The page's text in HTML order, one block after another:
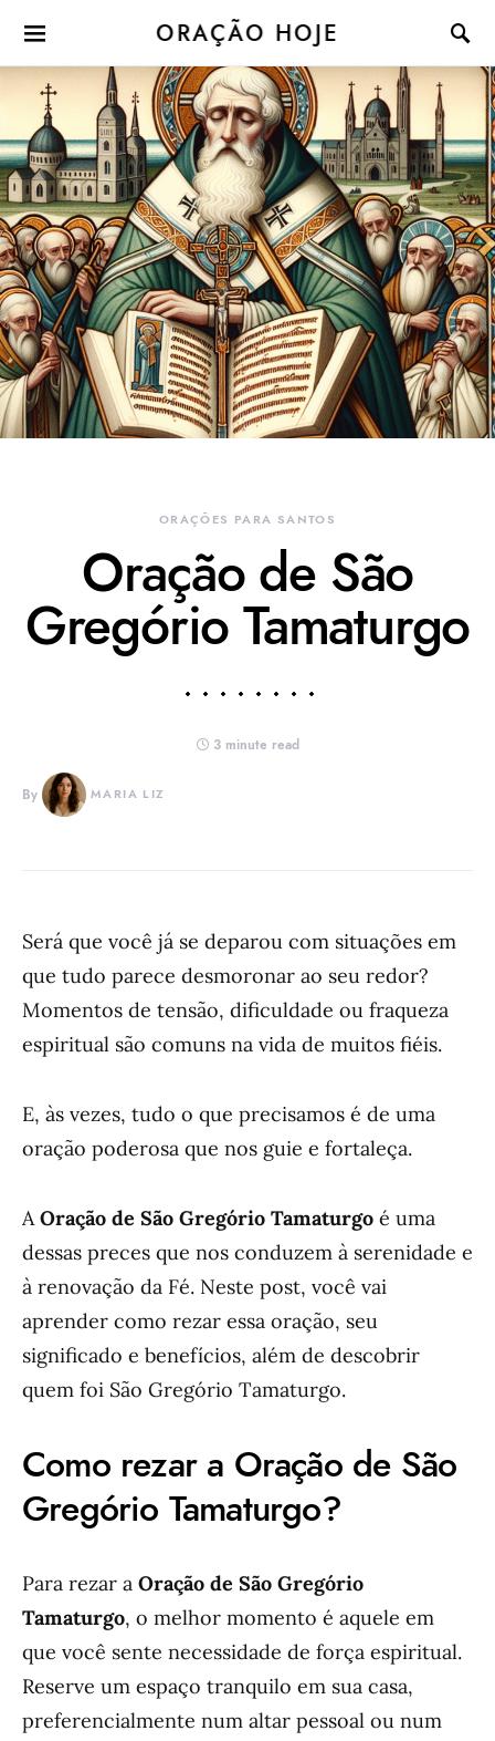
ORAÇÃO HOJE
ORAÇÕES PARA SANTOS
Oração de São
Gregório Tamaturgo
3 minute read
By MARIA LIZ
Será que você já se deparou com situações em
que tudo parece desmoronar ao seu redor?
Momentos de tensão, dificuldade ou fraqueza
espiritual são comuns na vida de muitos fiéis.
E, às vezes, tudo o que precisamos é de uma
oração poderosa que nos guie e fortaleça.
AOração de São Gregório Tamaturgo é uma
dessas preces que nos conduzem à serenidade e
à renovação da Fé. Neste post, você vai
aprender como rezar essa oração, seu
significado e benefícios, além de descobrir
quem foi São Gregório Tamaturgo.
Como rezar a Oração de São
Gregório Tamaturgo?
Para rezar a Oração de São Gregório
Tamaturgo, o melhor momento é aquele em
que você sente necessidade de força espiritual.
Reserve um espaço tranquilo em sua casa,
preferencialmente num altar pessoal ou num